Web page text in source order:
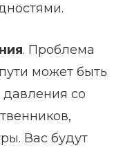
. Проблема
может быть
давления со
Вас будут